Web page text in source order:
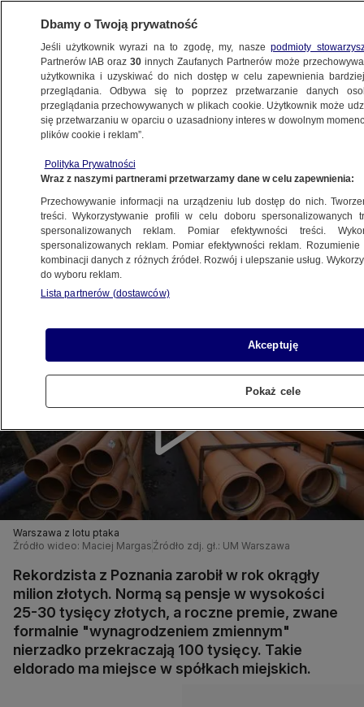
SZCZECIN
samorządy? Wyjaśniamy
Oprac.Rafał Molenda
8.05.2026, 07:10
Posłuchaj artykułu
Czyta lektor AI
Warszawa z lotu ptaka
Źródło wideo: Maciej Margas Źródło zdj. gł.: UM Warszawa
Rekordzista z Poznania zarobił w rok okrągły
milion złotych. Normą są pensje w wysokości
25-30 tysięcy złotych, a roczne premie, zwane
formalnie "wynagrodzeniem zmiennym"
nierzadko przekraczają 100 tysięcy. Takie
eldorado ma miejsce w spółkach miejskich.
Dbamy o Twoją prywatność
Jeśli użytkownik wyrazi na to zgodę, my, naszepodmioty
Partnerów IAB oraz30 innych Zaufanych Partnerów może
użytkownika i uzyskiwać do nich dostęp w celu zapewnienia
przeglądania. Odbywa się to poprzez przetwarzanie danych
przeglądania przechowywanych w plikach cookie. Użytkownik może
się przetwarzaniu w oparciu o uzasadniony interes w dowolnym
plików cookie i reklam”.
Polityka Prywatności
Wraz z naszymi partnerami przetwarzamy dane w celu zapewnienia:
Przechowywanie informacji na urządzeniu lub dostęp do nich.
treści. Wykorzystywanie profili w celu doboru spersonalizowanych
spersonalizowanych reklam. Pomiar efektywności treści.
spersonalizowanych reklam. Pomiar efektywności reklam.
kombinacji danych z różnych źródeł. Rozwój i ulepszanie usług.
do wyboru reklam.
Lista partnerów (dostawców)
Akceptuję
Pokaż cele